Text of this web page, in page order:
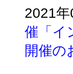
2021年
催「イ
開催の